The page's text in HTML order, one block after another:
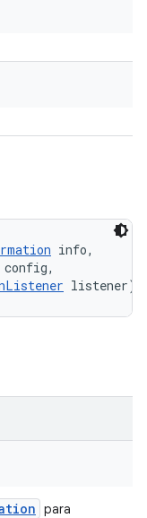
info,
config,
listener)
para